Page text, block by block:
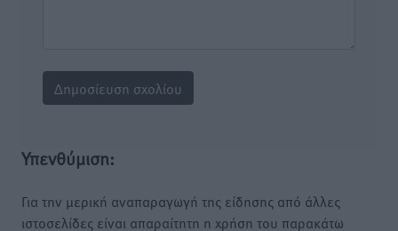
Υπενθύμιση:
Για την μερική αναπαραγωγή της είδησης από άλλες
ιστοσελίδες είναι απαραίτητη η χρήση του παρακάτω